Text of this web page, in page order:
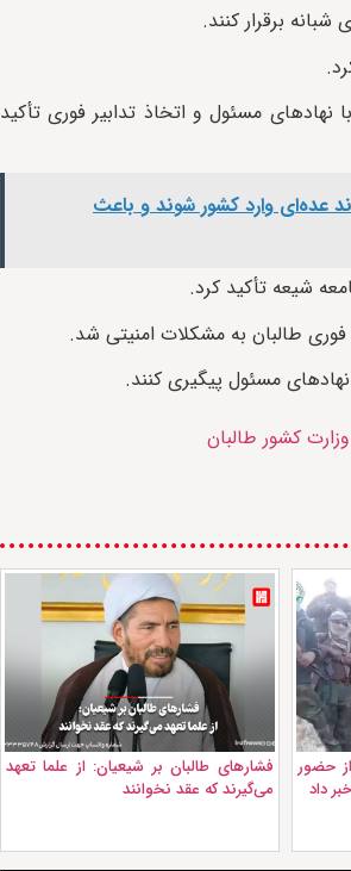
برقرار کنند.
نهادهای مسئول و اتخاذ تدابیر فوری تأکید
عده‌ای وارد کشور شوند و باعث
شیعه تأکید کرد.
طالبان به مشکلات امنیتی شد.
مسئول پیگیری کنند.
وزارت کشور طالبان
حضور
داد
فشارهای طالبان بر شیعیان: از علما تعهد
می‌گیرند که عقد نخوانند